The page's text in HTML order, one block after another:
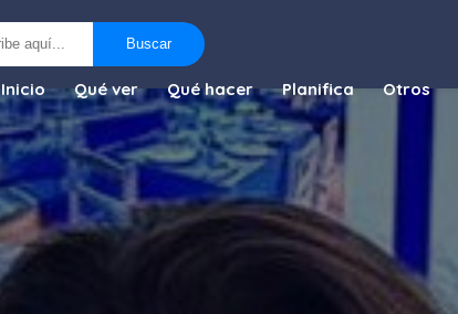
Buscar
Inicio Qué ver Qué hacer Planifica Otros